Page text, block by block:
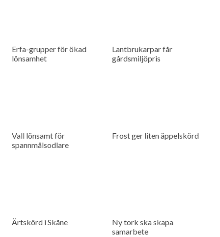
Erfa-grupper för ökad
lönsamhet
Lantbrukarpar får
gårdsmiljöpris
Vall lönsamt för
spannmålsodlare
Frost ger liten äppelskörd
Ärtskörd i Skåne
Ny tork ska skapa
samarbete